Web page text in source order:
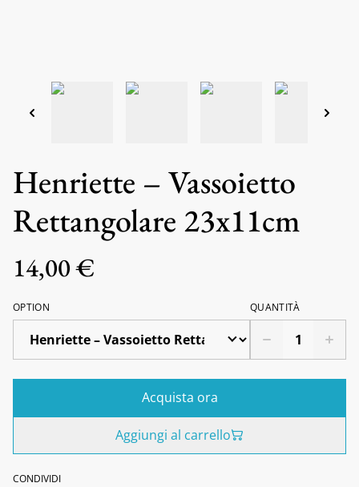
Henriette – Vassoietto
Rettangolare 23x11cm
14,00 €
OPTION QUANTITÀ
Acquista ora
Aggiungi al carrello
CONDIVIDI